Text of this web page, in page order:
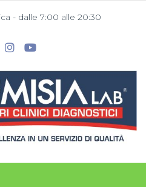
- dalle 7:00 alle 20:30